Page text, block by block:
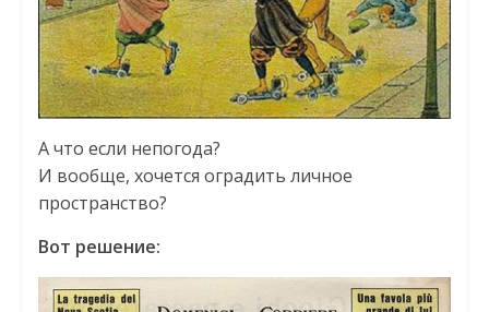
А что если непогода?
И вообще, хочется оградить личное
пространство?
Вот решение: